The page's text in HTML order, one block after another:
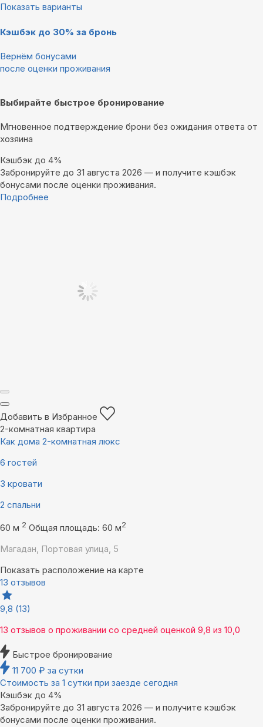
Показать варианты
Кэшбэк до 30% за бронь
Вернём бонусами
после оценки проживания
Выбирайте быстрое бронирование
Мгновенное подтверждение брони без ожидания ответа от
хозяина
Кэшбэк до 4%
Забронируйте до 31 августа 2026 — и получите кэшбэк
бонусами после оценки проживания.
Подробнее
Добавить в Избранное
2-комнатная квартира
Как дома 2-комнатная люкс
6 гостей
3 кровати
2 спальни
60 м 2 Общая площадь: 60 м2
Магадан, Портовая улица, 5
Показать расположение на карте
13 отзывов
9,8 (13)
13 отзывов о проживании со средней оценкой 9,8 из 10,0
Быстрое бронирование
11 700 ₽ за сутки
Стоимость за 1 сутки при заезде сегодня
Кэшбэк до 4%
Забронируйте до 31 августа 2026 — и получите кэшбэк
бонусами после оценки проживания.